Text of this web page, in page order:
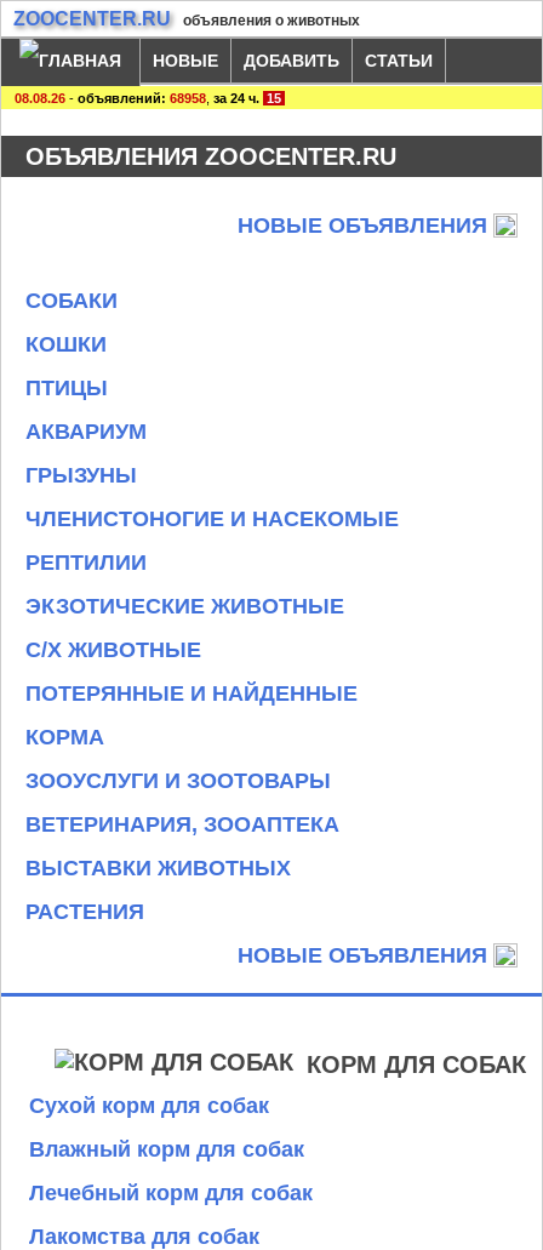
ZOOCENTER.RU объявления о животных
НОВЫЕ ДОБАВИТЬ СТАТЬИ
08.08.26 - объявлений: 68958 за 24 ч. 15
ОБЪЯВЛЕНИЯ ZOOCENTER.RU
НОВЫЕ ОБЪЯВЛЕНИЯ
СОБАКИ
КОШКИ
ПТИЦЫ
АКВАРИУМ
ГРЫЗУНЫ
ЧЛЕНИСТОНОГИЕ И НАСЕКОМЫЕ
РЕПТИЛИИ
ЭКЗОТИЧЕСКИЕ ЖИВОТНЫЕ
С/Х ЖИВОТНЫЕ
ПОТЕРЯННЫЕ И НАЙДЕННЫЕ
КОРМА
ЗООУСЛУГИ И ЗООТОВАРЫ
ВЕТЕРИНАРИЯ, ЗООАПТЕКА
ВЫСТАВКИ ЖИВОТНЫХ
РАСТЕНИЯ
НОВЫЕ ОБЪЯВЛЕНИЯ
КОРМ ДЛЯ СОБАК
Сухой корм для собак
Влажный корм для собак
Лечебный корм для собак
Лакомства для собак